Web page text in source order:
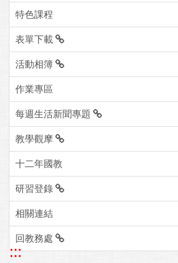
特色課程
表單下載
活動相簿
作業專區
每週生活新聞專題
教學觀摩
十二年國教
研習登錄
相關連結
回教務處
:::